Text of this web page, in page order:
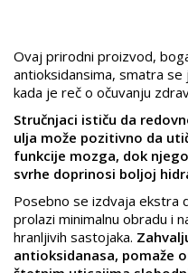
Ovaj prirodni proizvod,
antioksidansima, smatra
kada je reč o očuvanju
Stručnjaci ističu da
ulja može pozitivno da
funkcije mozga, dok
svrhe doprinosi boljoj
Posebno se izdvaja ekstra
prolazi minimalnu obradu i
hranljivih sastojaka.
antioksidanasa, pomaže